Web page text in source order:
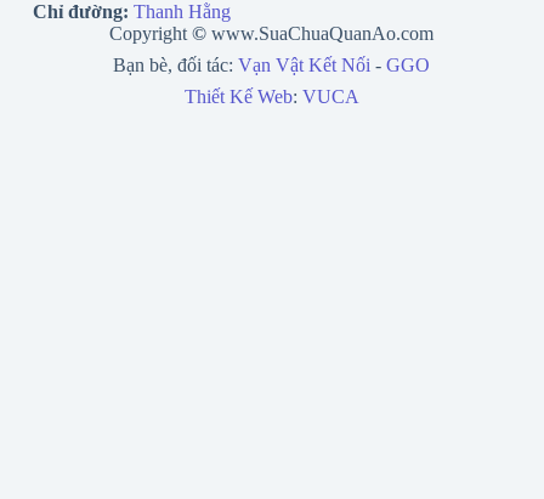
Chỉ đường: Thanh Hằng
Copyright© www.SuaChuaQuanAo.com
Bạn bè, đối tác:Vạn Vật Kết Nối -GGO
Thiết Kế Web: VUCA